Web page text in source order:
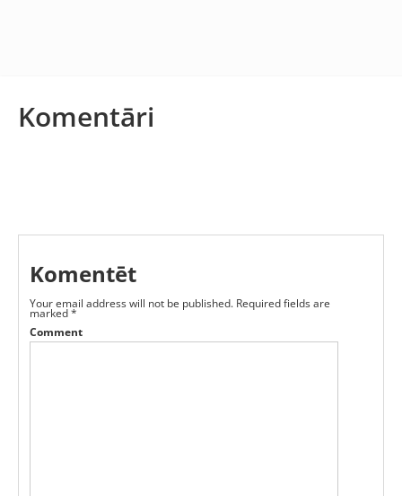
Komentāri
Komentēt
Your email address will not be published. Required fields are
marked*
Comment